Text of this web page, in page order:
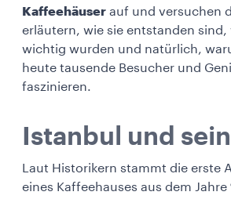
Kaffeehäuser auf und versuchen
erläutern, wie sie entstanden sind,
wichtig wurden und natürlich,
heute tausende Besucher und
faszinieren.
Istanbul und
Laut Historikern stammt die erste
eines Kaffeehauses aus dem Jahre